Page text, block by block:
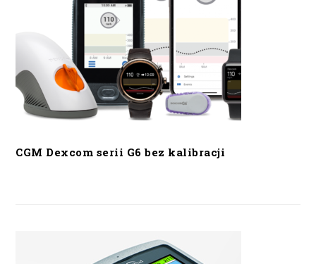
CGM Dexcom serii G6 bez kalibracji